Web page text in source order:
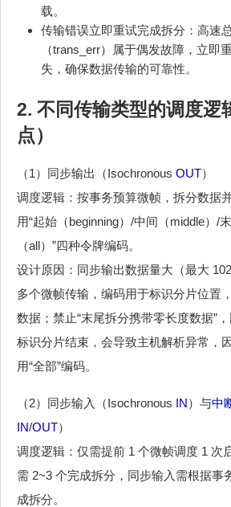
载。
传输错误立即重试完成拆分：高速
（trans_err）属于偶发故障，立即
失，确保数据传输的可靠性。
2. 不同传输类型的调度逻
点）
（1）同步输出（Isochronous OUT）
调度逻辑：按事务预算微帧，拆分数据
用“起始（beginning）/中间（middle）/
（all）”四种令牌编码。
设计原因：同步输出数据量大（最大
多个微帧传输，编码用于标识分片位置
数据；禁止“末尾拆分携带零长度数据”
标识分片结束，会导致主机解析异常，
用“全部”编码。
（2）同步输入（Isochronous IN）与中
IN/OUT）
调度逻辑：仅需提前 1 个微帧调度 1 次
需 2~3 个完成拆分，同步输入需根据事
成拆分。